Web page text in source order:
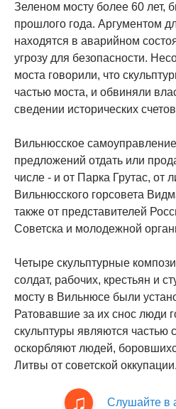
Зеленом мосту более 60 лет,
прошлого года. Аргументом
находятся в аварийном
угрозу для безопасности.
моста говорили, что
частью моста, и обвиняли
сведении исторических
Вильнюсское
предложений отдать или
числе - и от Парка Грутас, от
Вильнюсского горсовета
также от представителей
Советска и молодежной
Четыре скульптурные
солдат, рабочих, крестьян и
мосту в Вильнюсе были
Ратовавшие за их снос люди
скульптуры являются частью
оскорбляют людей,
Литвы от советской оккупации.
Слушайте в